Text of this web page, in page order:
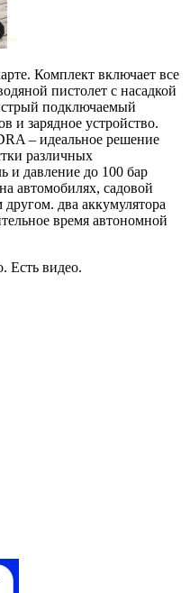
Комплект включает все
пистолет с насадкой
подключаемый
и зарядное устройство.
– идеальное решение
различных
и давление до 100 бар
автомобилях, садовой
два аккумулятора
время автономной
Есть видео.